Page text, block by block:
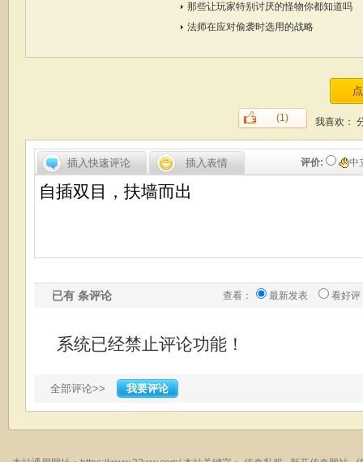
那些让玩家特别讨厌的怪物你都知道吗
法师在应对偷袭时选用的战略
我喜欢：
(1)
评价: 中
插入快速评论 插入表情
已有 条评论 查看： 最新发表 看好评
系统已经禁止评论功能！
全部评论>> 我要评论